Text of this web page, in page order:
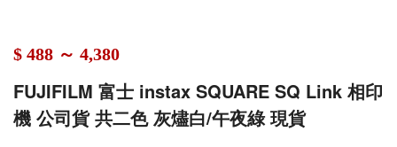
$ 488 ～ 4,380
FUJIFILM 富士 instax SQUARE SQ Link 相印
機 公司貨 共二色 灰燼白/午夜綠 現貨